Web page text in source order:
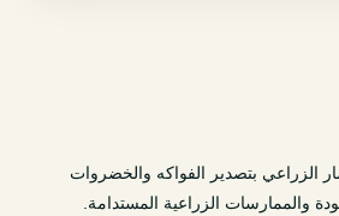
الزراعي بتصدير الفواكه والخضروات
والممارسات الزراعية المستدامة.